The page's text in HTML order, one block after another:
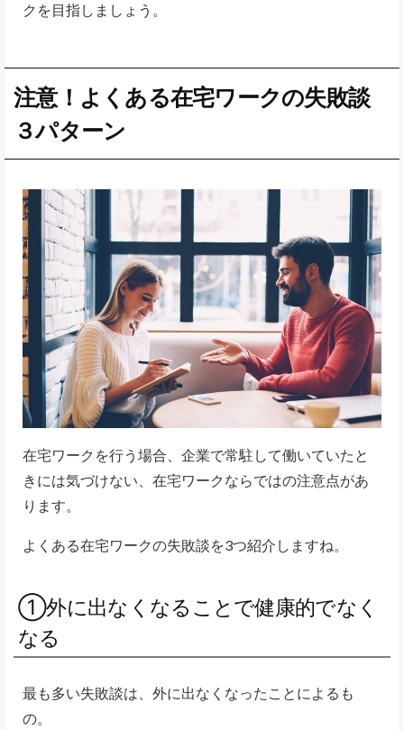
クを目指しましょう。
注意！よくある在宅ワークの失敗談
３パターン
在宅ワークを行う場合、企業で常駐して働いていたと
きには気づけない、在宅ワークならではの注意点があ
ります。
よくある在宅ワークの失敗談を3つ紹介しますね。
①外に出なくなることで健康的でなく
なる
最も多い失敗談は、外に出なくなったことによるも
の。